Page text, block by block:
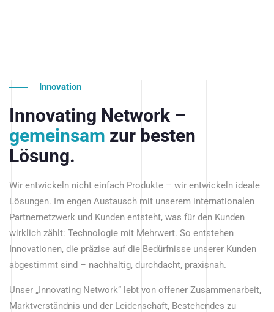
Innovation
Innovating Network –
gemeinsam zur besten
Lösung.
Wir entwickeln nicht einfach Produkte – wir entwickeln ideale
Lösungen. Im engen Austausch mit unserem internationalen
Partnernetzwerk und Kunden entsteht, was für den Kunden
wirklich zählt: Technologie mit Mehrwert. So entstehen
Innovationen, die präzise auf die Bedürfnisse unserer Kunden
abgestimmt sind – nachhaltig, durchdacht, praxisnah.
Unser „Innovating Network“ lebt von offener Zusammenarbeit,
Marktverständnis und der Leidenschaft, Bestehendes zu